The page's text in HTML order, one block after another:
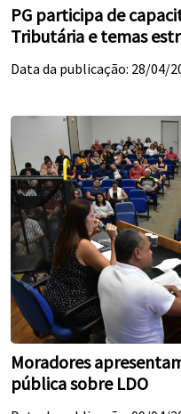
PG participa de
Tributária e temas
Data da publicação: 28/04/
Moradores
pública sobre LDO